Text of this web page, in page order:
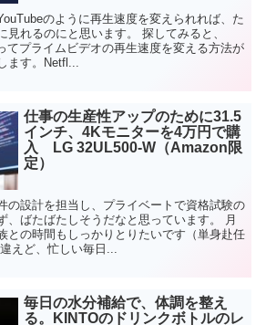
のように再生速度を変えられれば、た
見れるのにと思います。 探してみると、
てプライムビデオの再生速度を変える方法が
ます。Netfl...
仕事の生産性アップのために31.5
インチ、4Kモニターを4万円で購
入 LG 32UL500-W（Amazon限
定）
の設計を担当し、プライベートで資格試験の
、ばたばたしそうだなと思っています。 月
との時間もしっかりとりたいです（単身赴任
えど、忙しい毎日...
毎日の水分補給で、体調を整え
る。KINTOのドリンクボトルのレ